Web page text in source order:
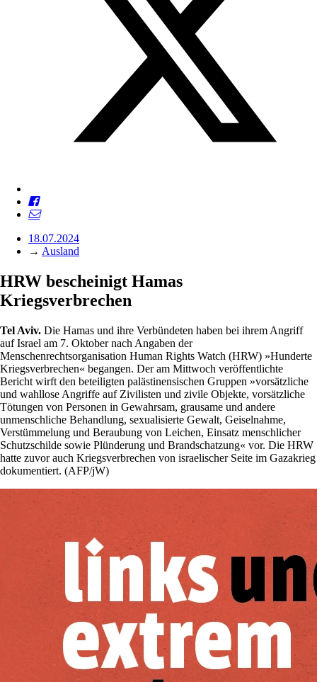
18.07.2024
→ Ausland
HRW bescheinigt Hamas
Kriegsverbrechen
Tel Aviv. Die Hamas und ihre Verbündeten haben bei ihrem Angriff
auf Israel am 7. Oktober nach Angaben der
Menschenrechtsorganisation Human Rights Watch (HRW) »Hunderte
Kriegsverbrechen« begangen. Der am Mittwoch veröffentlichte
Bericht wirft den beteiligten palästinensischen Gruppen »vorsätzliche
und wahllose Angriffe auf Zivilisten und zivile Objekte, vorsätzliche
Tötungen von Personen in Gewahrsam, grausame und andere
unmenschliche Behandlung, sexualisierte Gewalt, Geiselnahme,
Verstümmelung und Beraubung von Leichen, Einsatz menschlicher
Schutzschilde sowie Plünderung und Brandschatzung« vor. Die HRW
hatte zuvor auch Kriegsverbrechen von israelischer Seite im Gazakrieg
dokumentiert. (AFP/jW)